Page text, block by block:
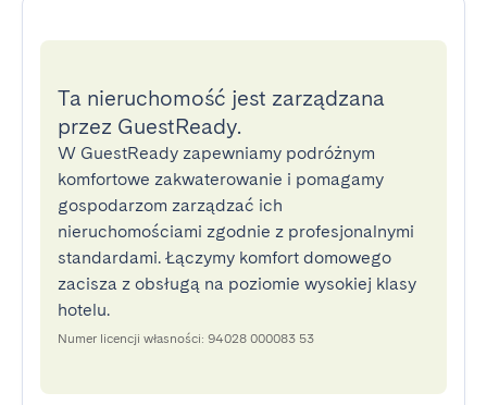
Ta nieruchomość jest zarządzana
przez GuestReady.
W GuestReady zapewniamy podróżnym
komfortowe zakwaterowanie i pomagamy
gospodarzom zarządzać ich
nieruchomościami zgodnie z profesjonalnymi
standardami. Łączymy komfort domowego
zacisza z obsługą na poziomie wysokiej klasy
hotelu.
Numer licencji własności: 94028 000083 53